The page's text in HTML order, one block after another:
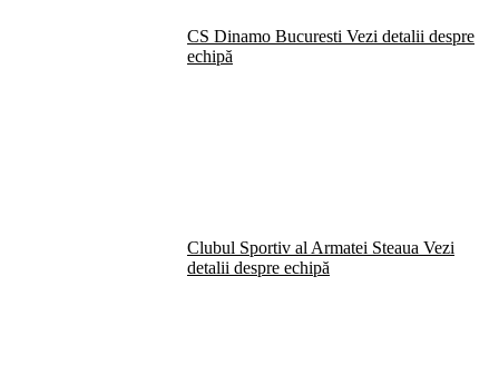
CS Dinamo Bucuresti Vezi detalii despre
echipă
Clubul Sportiv al Armatei Steaua Vezi
detalii despre echipă